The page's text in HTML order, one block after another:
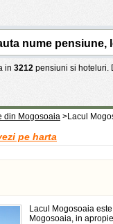
in 3212 pensiuni si hoteluri.
din Mogosoaia >Lacul
pe harta
Lacul Mogosoaia
Mogosoaia, in